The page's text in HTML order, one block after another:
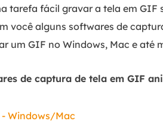
tarefa fácil gravar a tela em GIF
você alguns softwares de
um GIF no Windows, Mac e até
de captura de tela em GIF
- Windows/Mac